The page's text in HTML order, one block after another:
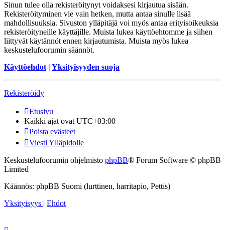
Sinun tulee olla rekisteröitynyt voidaksesi kirjautua sisään.
Rekisteröityminen vie vain hetken, mutta antaa sinulle lisää
mahdollisuuksia. Sivuston ylläpitäjä voi myös antaa erityisoikeuksia
rekisteröityneille käyttäjille. Muista lukea käyttöehtomme ja siihen
liittyvät käytännöt ennen kirjautumista. Muista myös lukea
keskustelufoorumin säännöt.
Käyttöehdot | Yksityisyyden suoja
Rekisteröidy
Etusivu
Kaikki ajat ovat UTC+03:00
Poista evästeet
Viesti Ylläpidolle
Keskustelufoorumin ohjelmisto phpBB® Forum Software © phpBB
Limited
Käännös: phpBB Suomi (lurttinen, harritapio, Pettis)
Yksityisyys | Ehdot